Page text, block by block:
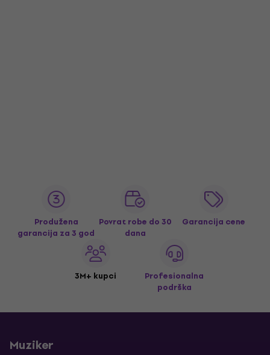
Produžena
garancija za 3 god
Povrat robe do 30
dana
Garancija cene
3M+ kupci
Profesionalna
podrška
Muziker